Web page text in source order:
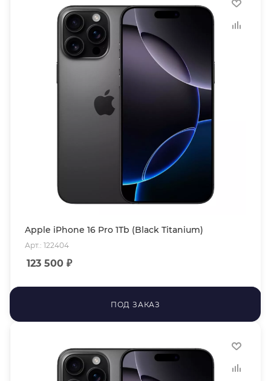
Apple iPhone 16 Pro 1Tb (Black Titanium)
Арт.: 122404
123 500 ₽
ПОД ЗАКАЗ